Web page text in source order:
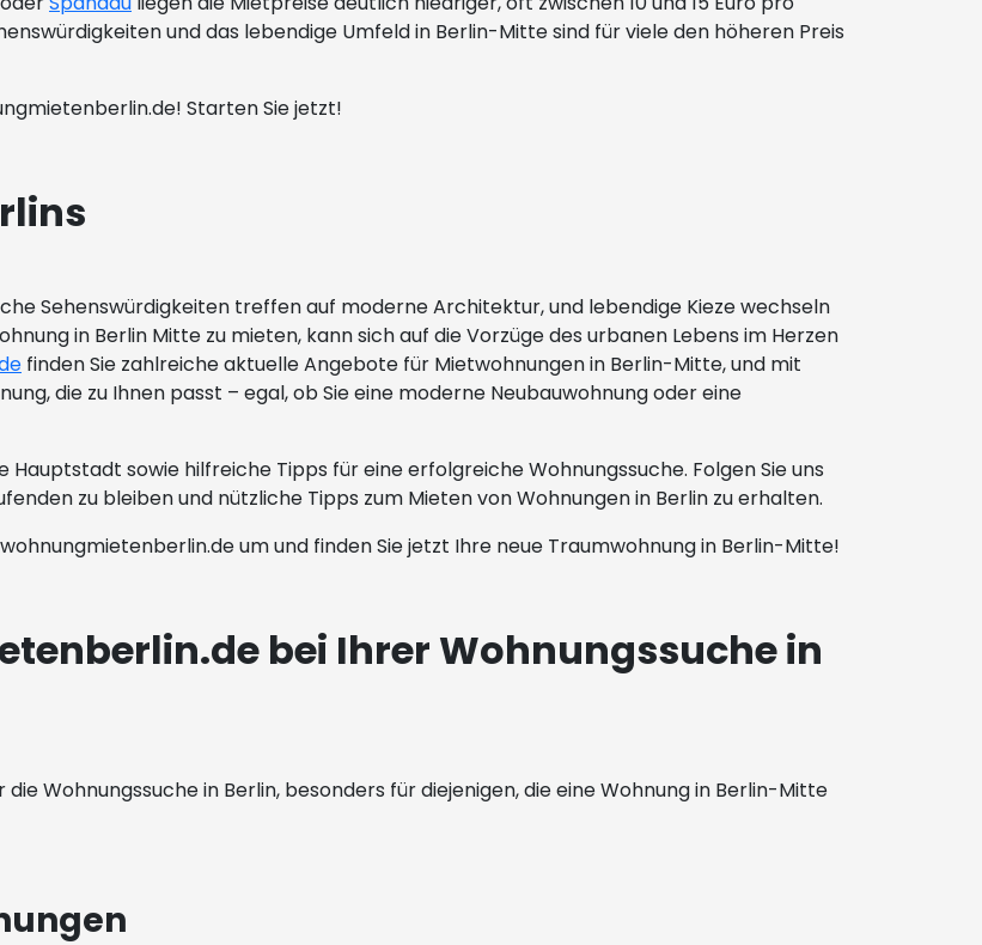
und das lebendige Umfeld in Berlin-Mitte sind für viele den höheren Preis
Starten Sie jetzt!
Sehenswürdigkeiten treffen auf moderne Architektur, und lebendige Kieze wechseln
in Berlin Mitte zu mieten, kann sich auf die Vorzüge des urbanen Lebens im Herzen
finden Sie zahlreiche aktuelle Angebote für Mietwohnungen in Berlin-Mitte, und mit
die zu Ihnen passt – egal, ob Sie eine moderne Neubauwohnung oder eine
sowie hilfreiche Tipps für eine erfolgreiche Wohnungssuche. Folgen Sie uns
zu bleiben und nützliche Tipps zum Mieten von Wohnungen in Berlin zu erhalten.
um und finden Sie jetzt Ihre neue Traumwohnung in Berlin-Mitte!
bei Ihrer Wohnungssuche in
Wohnungssuche in Berlin, besonders für diejenigen, die eine Wohnung in Berlin-Mitte